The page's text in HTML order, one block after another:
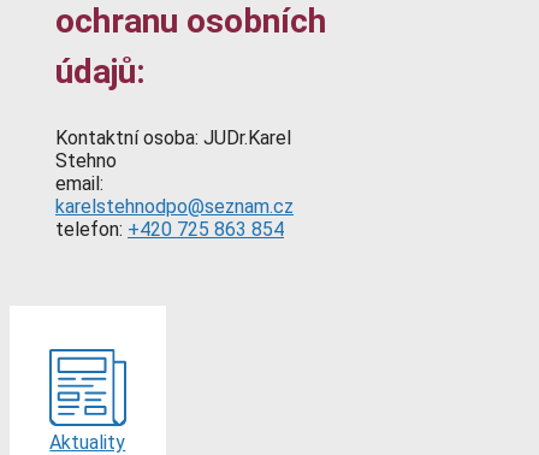
ochranu osobních
údajů:
Kontaktní osoba: JUDr.Karel
Stehno
email:
karelstehnodpo@seznam.cz
telefon: +420 725 863 854
Aktuality